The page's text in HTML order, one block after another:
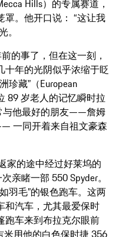
Hills）的专属赛道，
。他开口说： “这让我
的事了，但在这一刻，
十年的光阴似乎浓缩于眨
珍藏”（European
89 岁老人的记忆瞬时拉
与他最好的朋友——詹姆
一同开着来自祖文豪森
家的途中经过好莱坞的
亲睹一部 550 Spyder。
羽毛”的银色跑车。这两
和汽车，尤其最爱保时
跑车来到布拉克尔眼前
用他的白色保时捷 356